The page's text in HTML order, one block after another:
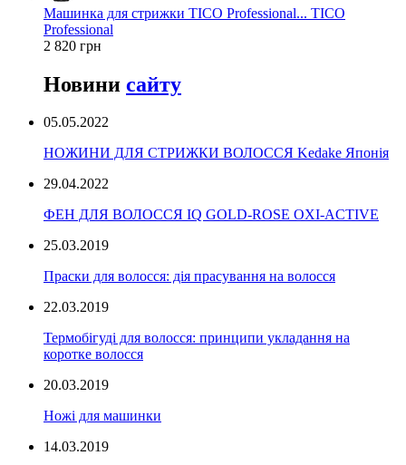
Машинка для стрижки TICO Professional... TICO
Professional
2 820 грн
Новини сайту
05.05.2022
НОЖИНИ ДЛЯ СТРИЖКИ ВОЛОССЯ Kedake Японія
29.04.2022
ФЕН ДЛЯ ВОЛОССЯ IQ GOLD-ROSE OXI-ACTIVE
25.03.2019
Праски для волосся: дія прасування на волосся
22.03.2019
Термобігуді для волосся: принципи укладання на
коротке волосся
20.03.2019
Ножі для машинки
14.03.2019